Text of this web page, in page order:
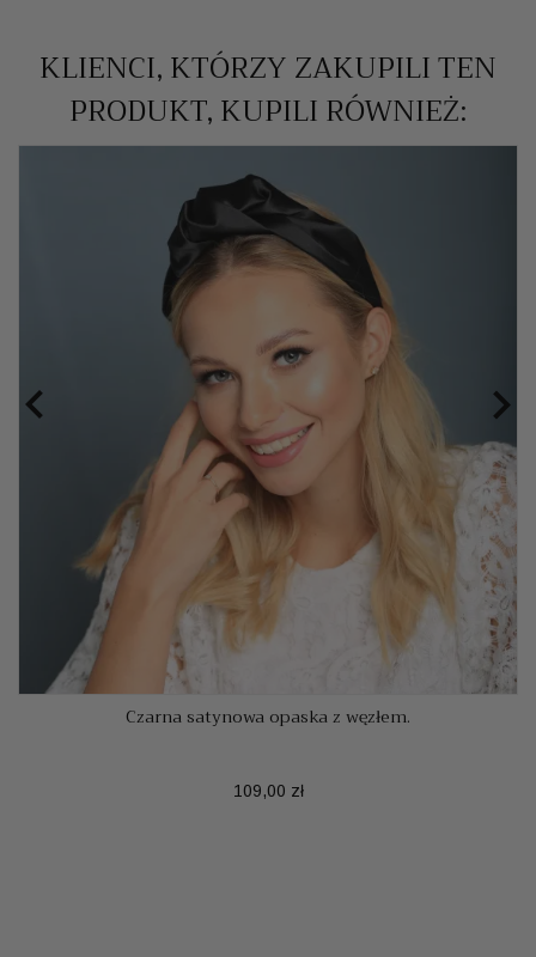
KLIENCI, KTÓRZY ZAKUPILI TEN
PRODUKT, KUPILI RÓWNIEŻ:
Czarna satynowa opaska z węzłem.
Cena
109,00 zł
 